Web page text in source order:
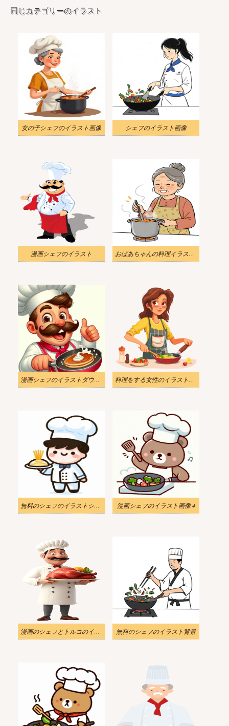
同じカテゴリーのイラスト
女の子シェフのイラスト画像 シェフのイラスト画像
漫画シェフのイラスト おばあちゃんの料理イラスト画像
漫画シェフのイラストダウンロード 料理をする女性のイラスト画像
無料のシェフのイラストシンプル 漫画シェフのイラスト画像 4
漫画のシェフとトルコのイラスト 無料のシェフのイラスト背景